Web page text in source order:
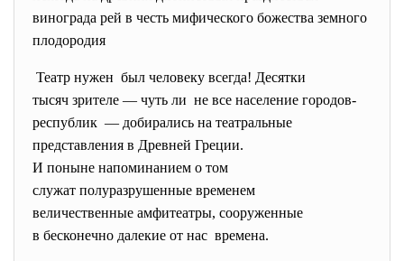
винограда рей в честь мифического божества земного
плодородия
Театр нужен был человеку всегда! Десятки
тысяч зрителе — чуть ли не все население городов-
республик — добирались на театральные
представления в Древней Греции.
И поныне напоминанием о том
служат полуразрушенные временем
величественные амфитеатры, сооруженные
в бесконечно далекие от нас времена.